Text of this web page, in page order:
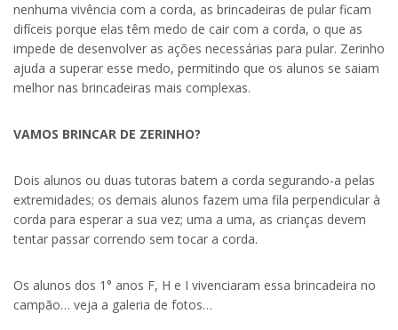
nenhuma vivência com a corda, as brincadeiras de pular ficam
difíceis porque elas têm medo de cair com a corda, o que as
impede de desenvolver as ações necessárias para pular. Zerinho
ajuda a superar esse medo, permitindo que os alunos se saiam
melhor nas brincadeiras mais complexas.
VAMOS BRINCAR DE ZERINHO?
Dois alunos ou duas tutoras batem a corda segurando-a pelas
extremidades; os demais alunos fazem uma fila perpendicular à
corda para esperar a sua vez; uma a uma, as crianças devem
tentar passar correndo sem tocar a corda.
Os alunos dos 1° anos F, H e I vivenciaram essa brincadeira no
campão… veja a galeria de fotos…